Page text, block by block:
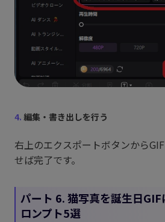
4. 編集・書き出しを行う
右上のエクスポートボタンから
せば完了です。
パート 6. 猫写真を誕生日
ロンプト5選